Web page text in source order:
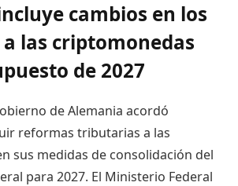
cambios en los
las criptomonedas
de 2027
de Alemania acordó
reformas tributarias a las
sus medidas de consolidación del
para 2027. El Ministerio Federal